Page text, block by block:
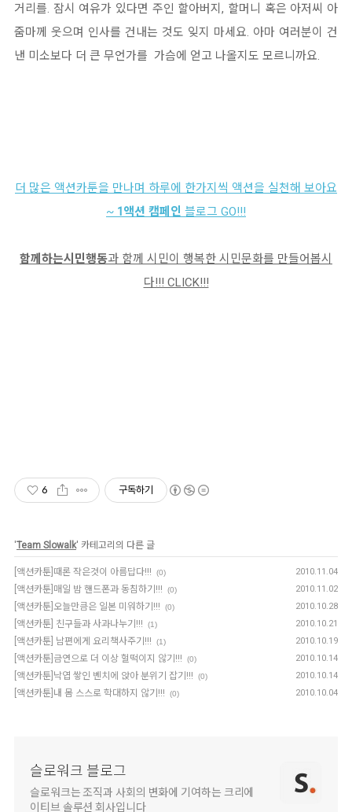
거리를. 잠시 여유가 있다면 주인 할아버지, 할머니 혹은 아저씨 아
줌마께 웃으며 인사를 건내는 것도 잊지 마세요. 아마 여러분이 건
낸 미소보다 더 큰 무언가를 가슴에 얻고 나올지도 모르니까요.
더 많은 액션카툰을 만나며 하루에 한가지씩 액션을 실천해 보아요
~ 1액션 캠페인 블로그 GO!!!
함께하는시민행동과 함께 시민이 행복한 시민문화를 만들어봅시
다!!! CLICK!!!
6 구독하기
'Team Slowalk' 카테고리의 다른 글
[액션카툰]때론 작은것이 아름답다!!! (0) 2010.11.04
[액션카툰]매일 밤 핸드폰과 동침하기!!! (0) 2010.11.02
[액션카툰]오늘만큼은 일본 미워하기!!! (0) 2010.10.28
[액션카툰] 친구들과 사과나누기!!! (1) 2010.10.21
[액션카툰] 남편에게 요리책사주기!!! (1) 2010.10.19
[액션카툰]금연으로 더 이상 헐떡이지 않기!!! (0) 2010.10.14
[액션카툰]낙엽 쌓인 벤치에 앉아 분위기 잡기!!! (0) 2010.10.14
[액션카툰]내 몸 스스로 학대하지 않기!!! (0) 2010.10.04
슬로워크 블로그
슬로워크는 조직과 사회의 변화에 기여하는 크리에
이티브 솔루션 회사입니다